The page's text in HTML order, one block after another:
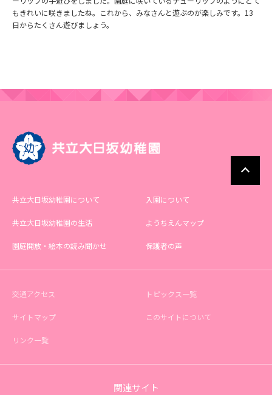
もきれいに咲きましたね。これから、みなさんと遊ぶのが楽しみです。13
日からたくさん遊びましょう。
共立大日坂幼稚園について
共立大日坂幼稚園の生活
園庭開放・絵本の読み聞かせ
入園について
ようちえんマップ
保護者の声
交通アクセス トピックス一覧
サイトマップ このサイトについて
リンク一覧
関連サイト